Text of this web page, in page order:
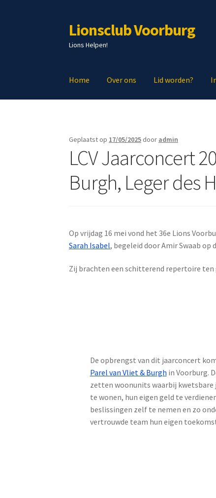
Ga
door
naar
Ga
naar
de
Lionsclub Voorburg
Lions Helpen!
Home Over ons Lid worden?
Geplaatst op 17/05/2025 door admin
LCV Jaarconcert
Burgh, Leger des
Op vrijdag 16 mei vond het 36e Lions
Sarah Isabel, begeleid door Amir Swaab op
Zij brachten een schitterend repertoire ten
De opbrengst van dit jaarconcert
Parel van Vliet & Burgh in Voorburg.
zetten woonunits waarbij
te wonen, hun eigen geld te
beslissingen zelf te nemen en zo
vertrouwde team hun eigen